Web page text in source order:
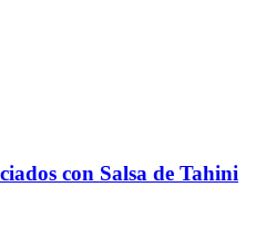
con Salsa de Tahini